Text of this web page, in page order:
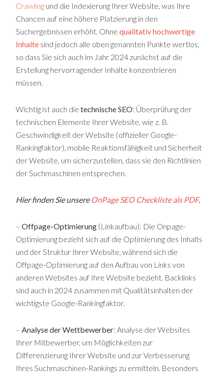
Crawling und die Indexierung Ihrer Website, was Ihre
Chancen auf eine höhere Platzierung in den
Suchergebnissen erhöht. Ohnequalitativ hochwertige
Inhalte sind jedoch alle oben genannten Punkte wertlos,
so dass Sie sich auch im Jahr 2024 zunächst auf die
Erstellung hervorragender Inhalte konzentrieren
müssen.
Wichtig ist auch dietechnische SEO: Überprüfung der
technischen Elemente Ihrer Website, wie z. B.
Geschwindigkeit der Website (offizieller Google-
Rankingfaktor), mobile Reaktionsfähigkeit und Sicherheit
der Website, um sicherzustellen, dass sie den Richtlinien
der Suchmaschinen entsprechen.
Hier finden Sie unsere OnPage SEO Checkliste als PDF.
–Offpage-Optimierung (Linkaufbau): Die Onpage-
Optimierung bezieht sich auf die Optimierung des Inhalts
und der Struktur Ihrer Website, während sich die
Offpage-Optimierung auf den Aufbau von Links von
anderen Websites auf Ihre Website bezieht. Backlinks
sind auch in 2024 zusammen mit Qualitätsinhalten der
wichtigste Google-Rankingfaktor.
– Analyse der Wettbewerber: Analyse der Websites
Ihrer Mitbewerber, um Möglichkeiten zur
Differenzierung Ihrer Website und zur Verbesserung
Ihres Suchmaschinen-Rankings zu ermitteln. Besonders